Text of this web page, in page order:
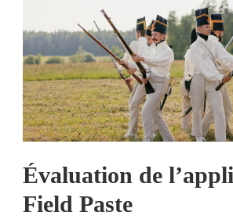
Évaluation de
Field Paste